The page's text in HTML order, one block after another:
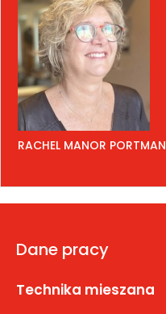
RACHEL MANOR PORTMAN
Dane pracy
Technika mieszana